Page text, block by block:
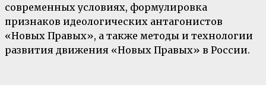
современных условиях, формулировка
признаков идеологических антагонистов
«Новых Правых», а также методы и технологии
развития движения «Новых Правых» в России.